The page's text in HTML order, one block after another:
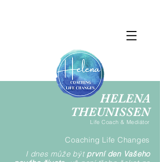
HELENA
THEUNISSEN
Life Coach & Mediátor
Coaching Life Changes
I dnes může být první den Vašeho